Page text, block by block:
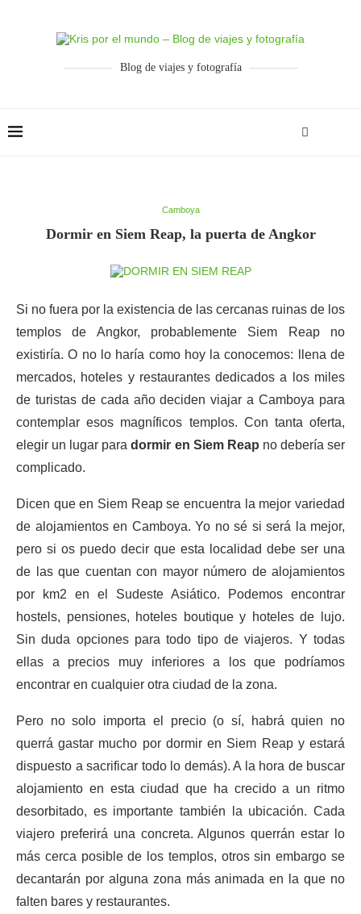
Blog de viajes y fotografía
Camboya
Dormir en Siem Reap, la puerta de Angkor
Si no fuera por la existencia de las cercanas ruinas de los
templos de Angkor, probablemente Siem Reap no
existiría. O no lo haría como hoy la conocemos: llena de
mercados, hoteles y restaurantes dedicados a los miles
de turistas de cada año deciden viajar a Camboya para
contemplar esos magníficos templos. Con tanta oferta,
elegir un lugar paradormir en Siem Reap no debería ser
complicado.
Dicen que en Siem Reap se encuentra la mejor variedad
de alojamientos en Camboya. Yo no sé si será la mejor,
pero si os puedo decir que esta localidad debe ser una
de las que cuentan con mayor número de alojamientos
por km2 en el Sudeste Asiático. Podemos encontrar
hostels, pensiones, hoteles boutique y hoteles de lujo.
Sin duda opciones para todo tipo de viajeros. Y todas
ellas a precios muy inferiores a los que podríamos
encontrar en cualquier otra ciudad de la zona.
Pero no solo importa el precio (o sí, habrá quien no
querrá gastar mucho por dormir en Siem Reap y estará
dispuesto a sacrificar todo lo demás). A la hora de buscar
alojamiento en esta ciudad que ha crecido a un ritmo
desorbitado, es importante también la ubicación. Cada
viajero preferirá una concreta. Algunos querrán estar lo
más cerca posible de los templos, otros sin embargo se
decantarán por alguna zona más animada en la que no
falten bares y restaurantes.